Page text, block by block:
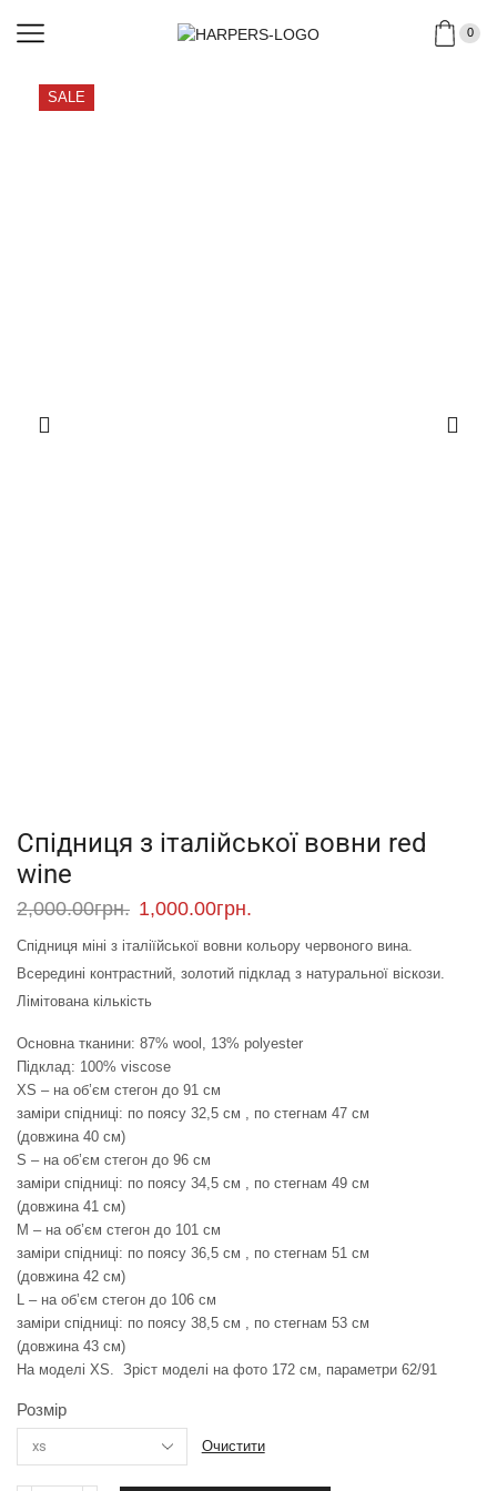
0
SALE
Спідниця з італійської вовни red
wine
2,000.00грн. 1,000.00грн.
Спідниця міні з італіїйської вовни кольору червоного вина.
Всередині контрастний, золотий підклад з натуральної віскози.
Лімітована кількість
Основна тканини: 87% wool, 13% polyester
Підклад: 100% viscose
XS – на об’єм стегон до 91 см
заміри спідниці: по поясу 32,5 см , по стегнам 47 см
(довжина 40 см)
S – на об’єм стегон до 96 см
заміри спідниці: по поясу 34,5 см , по стегнам 49 см
(довжина 41 см)
M – на об’єм стегон до 101 см
заміри спідниці: по поясу 36,5 см , по стегнам 51 см
(довжина 42 см)
L – на об’єм стегон до 106 см
заміри спідниці: по поясу 38,5 см , по стегнам 53 см
(довжина 43 см)
На моделі ХS. Зріст моделі на фото 172 см, параметри 62/91
Розмір
Очистити